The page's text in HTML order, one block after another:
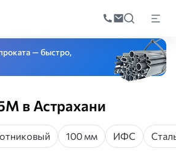
по
Соединительные
— быстро,
в Астрахани
100 мм ИФС